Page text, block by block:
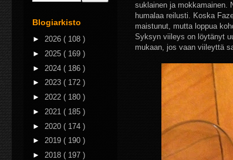
suklainen ja mokkamainen.
humalaa reilusti. Koska
maistunut, mutta loppua
Syksyn viileys on löytänyt
mukaan, jos vaan viileyttä
Blogiarkisto
► 2026 ( 108 )
► 2025 ( 169 )
► 2024 ( 186 )
► 2023 ( 172 )
► 2022 ( 180 )
► 2021 ( 185 )
► 2020 ( 174 )
► 2019 ( 190 )
► 2018 ( 197 )